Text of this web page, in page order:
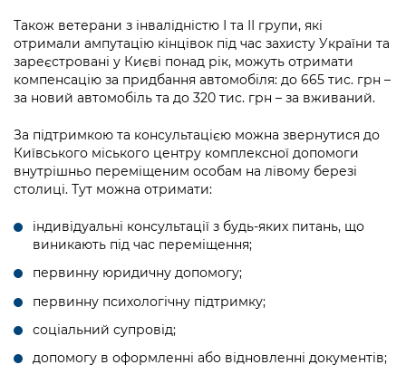
Також ветерани з інвалідністю І та ІІ групи, які
отримали ампутацію кінцівок під час захисту України та
зареєстровані у Києві понад рік, можуть отримати
компенсацію за придбання автомобіля: до 665 тис. грн –
за новий автомобіль та до 320 тис. грн – за вживаний.
За підтримкою та консультацією можна звернутися до
Київського міського центру комплексної допомоги
внутрішньо переміщеним особам на лівому березі
столиці. Тут можна отримати:
індивідуальні консультації з будь-яких питань, що
виникають під час переміщення;
первинну юридичну допомогу;
первинну психологічну підтримку;
соціальний супровід;
допомогу в оформленні або відновленні документів;